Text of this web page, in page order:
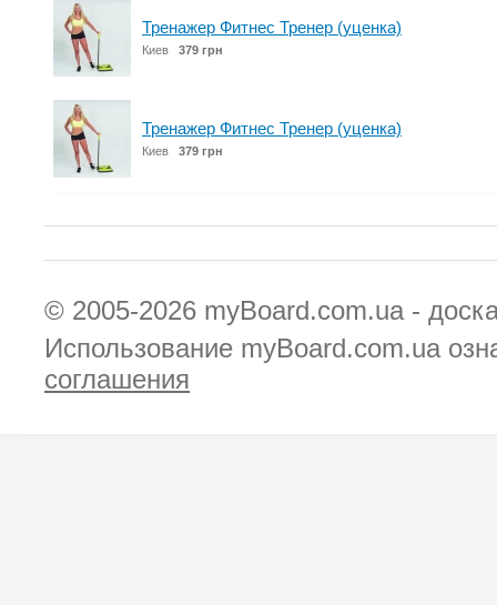
Тренажер Фитнес Тренер (уценка)
Киев 379 грн
Тренажер Фитнес Тренер (уценка)
Киев 379 грн
© 2005-2026 myBoard.com.ua -
Использование myBoard.com.ua
соглашения